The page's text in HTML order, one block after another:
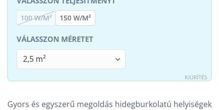
100 W/M² 150 W/M²
MÉRET
KIÜRÍTÉS
Gyors és egyszerű megoldás hidegburkolatú helyiségek